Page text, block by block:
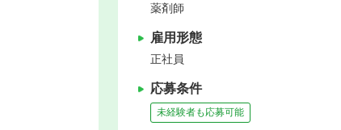
薬剤師
雇用形態
正社員
応募条件
未経験者も応募可能